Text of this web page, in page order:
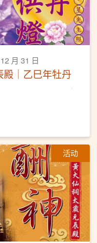
月 31 日
｜乙巳年牡丹
活动